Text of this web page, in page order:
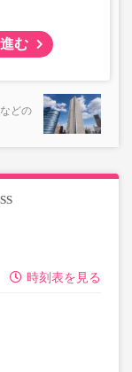
む
どの
時刻表を見る